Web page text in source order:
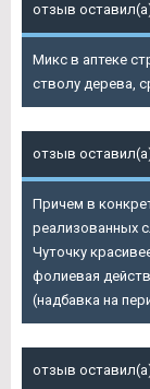
отзыв
Микс в аптеке
стволу дерева,
отзыв
Причем в
реализованных
Чуточку
фолиевая
(надбавка на
отзыв